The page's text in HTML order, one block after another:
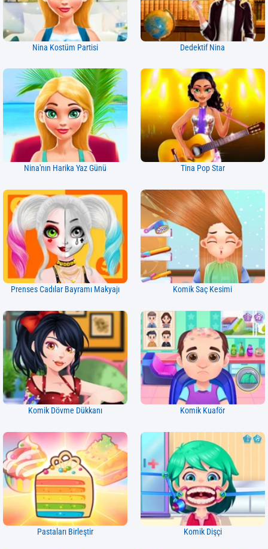
Nina Kostüm Partisi Dedektif Nina
Nina'nın Harika Yaz Günü Tina Pop Star
Prenses Cadılar Bayramı Makyajı Komik Saç Kesimi
Komik Dövme Dükkanı Komik Kuaför
Pastaları Birleştir Komik Dişçi